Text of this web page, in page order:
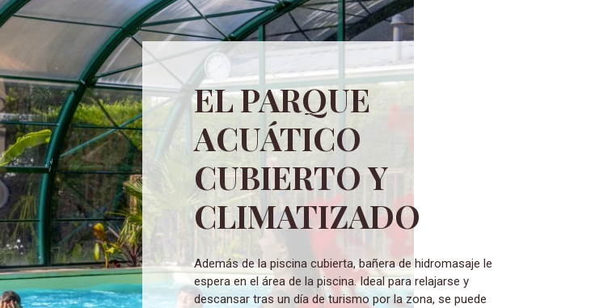
EL PARQUE
ACUÁTICO
CUBIERTO Y
CLIMATIZADO
Además de la piscina cubierta, bañera de hidromasaje le
espera en el área de la piscina. Ideal para relajarse y
descansar tras un día de turismo por la zona, se puede